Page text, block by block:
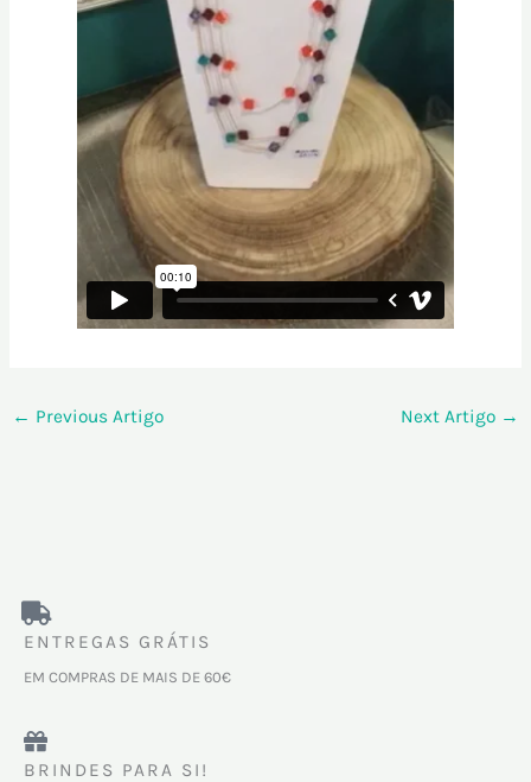
← Previous Artigo Next Artigo →
ENTREGAS GRÁTIS
EM COMPRAS DE MAIS DE 60€
BRINDES PARA SI!